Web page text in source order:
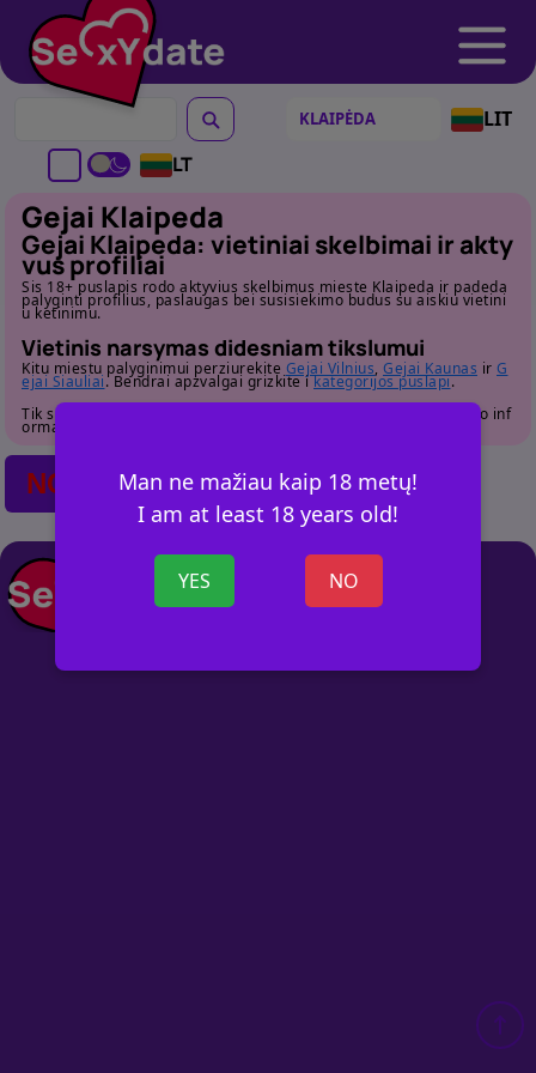
LIT
LT
Man ne mažiau kaip 18 metų!
I am at least 18 years old!
YES NO
Gejai Klaipeda
Gejai Klaipeda: vietiniai skelbimai ir akty
vus profiliai
Sis 18+ puslapis rodo aktyvius skelbimus mieste Klaipeda ir padeda
palyginti profilius, paslaugas bei susisiekimo budus su aiskiu vietini
u ketinimu.
Vietinis narsymas didesniam tikslumui
Kitu miestu palyginimui perziurekite Gejai Vilnius, Gejai Kaunas ir G
ejai Siauliai. Bendrai apzvalgai grizkite ikategorijos puslapi.
Tik suaugusiems. Pries susisiekdami atidziai perziurekite profilio inf
ormacija.
NO POSTS FOUND
+ SKELBIMĄ